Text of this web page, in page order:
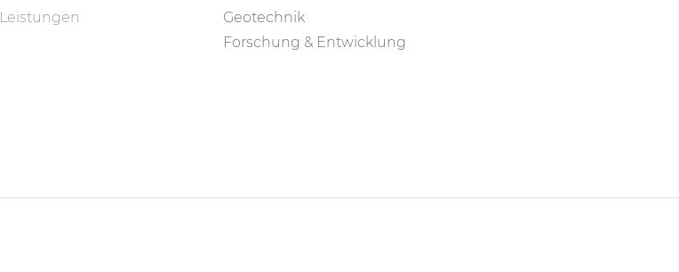
Leistungen
Geotechnik
Forschung & Entwicklung